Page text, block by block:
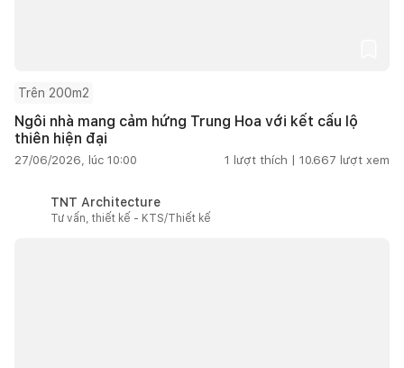
Trên 200m2
Ngôi nhà mang cảm hứng Trung Hoa với kết cấu lộ
thiên hiện đại
27/06/2026, lúc 10:00 1 lượt thích | 10.667 lượt xem
TNT Architecture
Tư vấn, thiết kế - KTS/Thiết kế